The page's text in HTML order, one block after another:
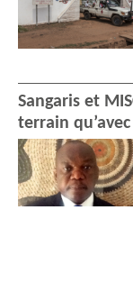
Sangaris et
terrain